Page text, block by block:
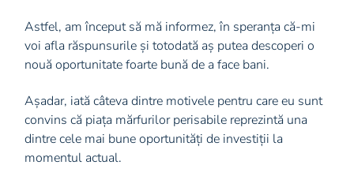
Astfel, am început să mă informez, în speranța că-mi
voi afla răspunsurile și totodată aș putea descoperi o
nouă oportunitate foarte bună de a face bani.
Așadar, iată câteva dintre motivele pentru care eu sunt
convins că piața mărfurilor perisabile reprezintă una
dintre cele mai bune oportunități de investiții la
momentul actual.